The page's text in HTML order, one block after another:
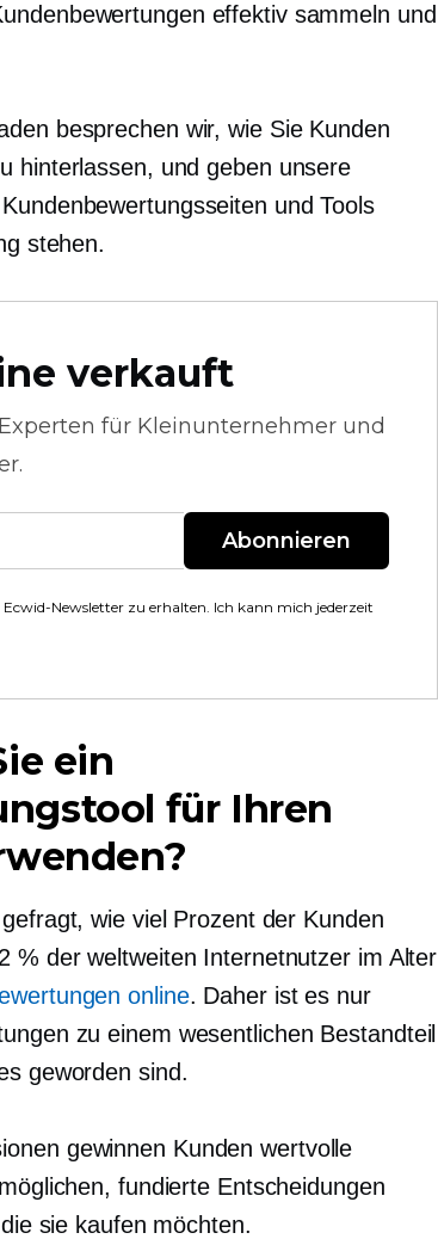
effektiv sammeln und
besprechen wir, wie Sie Kunden
hinterlassen, und geben unsere
und Tools
stehen.
verkauft
Experten für Kleinunternehmer und
Abonnieren
Newsletter zu erhalten. Ich kann mich jederzeit
ein
für Ihren
wie viel Prozent der Kunden
% der weltweiten Internetnutzer im Alter
online. Daher ist es nur
zu einem wesentlichen Bestandteil
geworden sind.
gewinnen Kunden wertvolle
fundierte Entscheidungen
sie kaufen möchten.